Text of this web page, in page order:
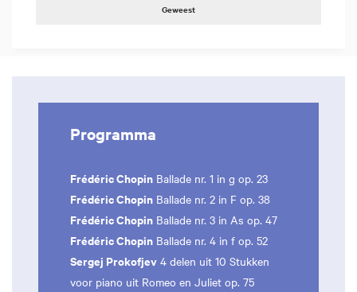
Geweest
Programma
Frédéric Chopin Ballade nr. 1 in g op. 23
Frédéric Chopin Ballade nr. 2 in F op. 38
Frédéric Chopin Ballade nr. 3 in As op. 47
Frédéric Chopin Ballade nr. 4 in f op. 52
Sergej Prokofjev 4 delen uit 10 Stukken
voor piano uit Romeo en Juliet op. 75